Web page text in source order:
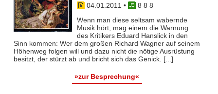
04.01.2011 •
8 8 8
Wenn man diese seltsam wabernde
Musik hört, mag einem die Warnung
des Kritikers Eduard Hanslick in den
Sinn kommen: Wer dem großen Richard Wagner auf seinem
Höhenweg folgen will und dazu nicht die nötige Ausrüstung
besitzt, der stürzt ab und bricht sich das Genick. [...]
»zur Besprechung«